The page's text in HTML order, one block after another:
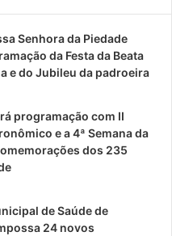
a
g
a
Senhora da Piedade
da Festa da Beata
e do Jubileu da padroeira
programação com II
e a 4ª Semana da
dos 235
de Saúde de
24 novos